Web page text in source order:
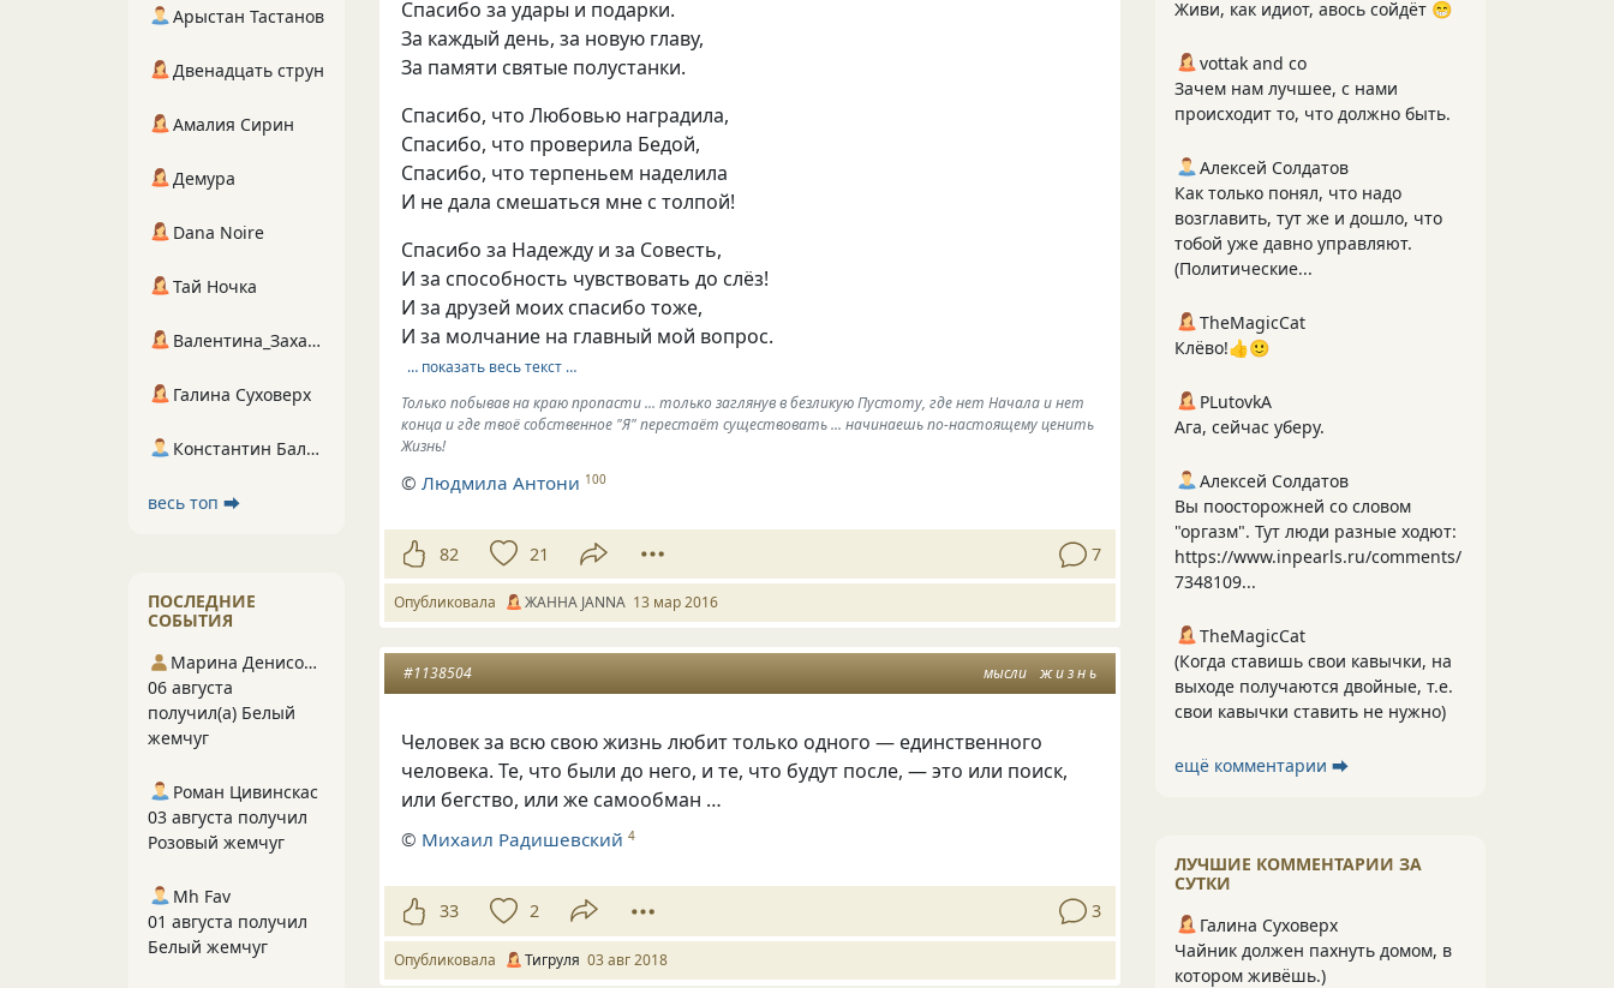
Спасибо за удары и подарки.
За каждый день, за новую главу,
За памяти святые полустанки.
Спасибо, что Любовью наградила,
Спасибо, что проверила Бедой,
Спасибо, что терпеньем наделила
И не дала смешаться мне с толпой!
Спасибо за Надежду и за Совесть,
И за способность чувствовать до слёз!
И за друзей моих спасибо тоже,
И за молчание на главный мой вопрос.
… показать весь текст …
Только побывав на краю пропасти ... только заглянув в безликую Пустоту, где нет Начала и нет
конца и где твоё собственное "Я" перестаёт существовать ... начинаешь по-настоящему ценить
Жизнь!
©Людмила Антони 100
82 21 7
Опубликовала ЖАННА JANNA 13 мар 2016
мысли ж и з н ь
#1138504
Человек за всю свою жизнь любит только одного — единственного
человека. Те, что были до него, и те, что будут после, — это или поиск,
или бегство, или же самообман …
© Михаил Радишевский 4
33 2 3
Опубликовала Тигруля 03 авг 2018
Живи, как идиот, авось сойдёт 😁
vottak and co
Зачем нам лучшее, с нами
происходит то, что должно быть.
Алексей Солдатов
Как только понял, что надо
возглавить, тут же и дошло, что
тобой уже давно управляют.
(Политические...
TheMagicCat
Клёво!👍🙂
PLutоvkА
Ага, сейчас уберу.
Алексей Солдатов
Вы поосторожней со словом
"оргазм". Тут люди разные ходют:
https://www.inpearls.ru/comments/
7348109...
TheMagicCat
(Когда ставишь свои кавычки, на
выходе получаются двойные, т.е.
свои кавычки ставить не нужно)
ещё комментарии ⮕
ЛУЧШИЕ КОММЕНТАРИИ ЗА
СУТКИ
Галина Суховерх
Чайник должен пахнуть домом, в
котором живёшь.)
Арыстан Тастанов
Двенадцать струн
Амалия Сирин
Демура
Dana Noire
Тай Ночка
Валентина_Захарова
Галина Суховерх
Константин Балухта
весь топ ⮕
ПОСЛЕДНИЕ
СОБЫТИЯ
Марина Денисова 5
06 августа
получил(а) Белый
жемчуг
Роман Цивинскас
03 августа получил
Розовый жемчуг
Mh Fav
01 августа получил
Белый жемчуг